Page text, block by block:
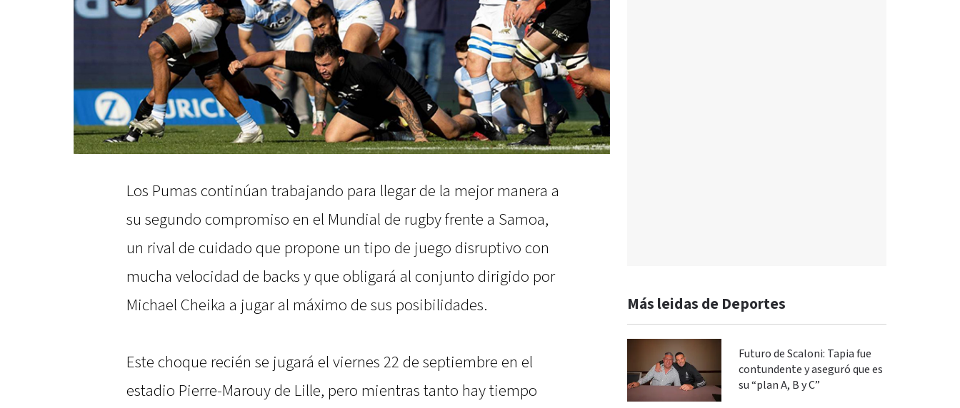
Los Pumas continúan trabajando para llegar de la mejor manera a
su segundo compromiso en el Mundial de rugby frente a Samoa,
un rival de cuidado que propone un tipo de juego disruptivo con
mucha velocidad de backs y que obligará al conjunto dirigido por
Michael Cheika a jugar al máximo de sus posibilidades.
Este choque recién se jugará el viernes 22 de septiembre en el
estadio Pierre-Marouy de Lille, pero mientras tanto hay tiempo
Más leidas de Deportes
Futuro de Scaloni: Tapia fue
contundente y aseguró que es
su “plan A, B y C”